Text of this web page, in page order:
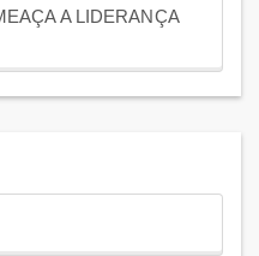
A LIDERANÇA